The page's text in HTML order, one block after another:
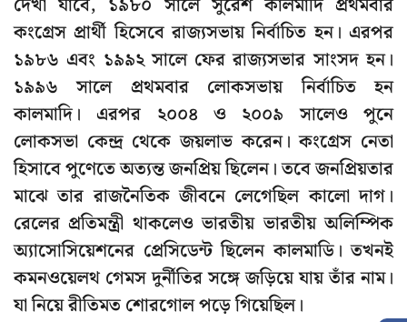
কংগ্রেস প্রার্থী হিসেবে রাজ্যসভায় নির্বাচিত হন। এরপর
১৯৮৬ এবং ১৯৯২ সালে ফের রাজ্যসভার সাংসদ হন।
১৯৯৬ সালে প্রথমবার লোকসভায় নির্বাচিত হন
কালমাদি। এরপর ২০০৪ ও ২০০৯ সালেও পুনে
লোকসভা কেন্দ্র থেকে জয়লাভ করেন। কংগ্রেস নেতা
হিসাবে পুণেতে অত্যন্ত জনপ্রিয় ছিলেন। তবে জনপ্রিয়তার
মাঝে তার রাজনৈতিক জীবনে লেগেছিল কালো দাগ।
রেলের প্রতিমন্ত্রী থাকলেও ভারতীয় ভারতীয় অলিম্পিক
অ্যাসোসিয়েশনের প্রেসিডেন্ট ছিলেন কালমাডি। তখনই
কমনওয়েলথ গেমস দুর্নীতির সঙ্গে জড়িয়ে যায় তাঁর নাম।
যা নিয়ে রীতিমত শোরগোল পড়ে গিয়েছিল।